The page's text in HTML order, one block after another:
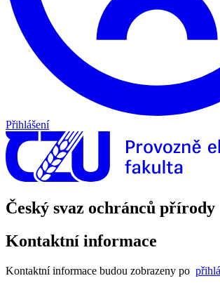
Přihlášení
Český svaz ochránců přírody
Kontaktní informace
Kontaktní informace budou zobrazeny po